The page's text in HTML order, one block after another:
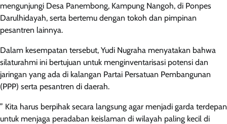
mengunjungi Desa Panembong, Kampung Nangoh, di Ponpes
Darulhidayah, serta bertemu dengan tokoh dan pimpinan
pesantren lainnya.
Dalam kesempatan tersebut, Yudi Nugraha menyatakan bahwa
silaturahmi ini bertujuan untuk menginventarisasi potensi dan
jaringan yang ada di kalangan Partai Persatuan Pembangunan
(PPP) serta pesantren di daerah.
” Kita harus berpihak secara langsung agar menjadi garda terdepan
untuk menjaga peradaban keislaman di wilayah paling kecil di